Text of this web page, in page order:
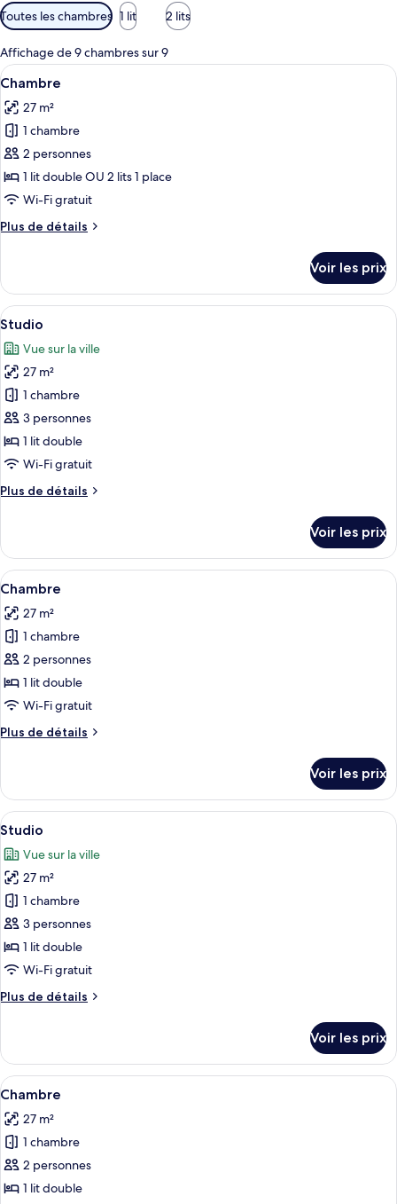
Filtres
disponibles
pour
les
chambres
Toutes les chambres 1 lit 2 lits
Affichage de 9 chambres sur 9
Afficher
toutes
les
photos
pour
ce
type
chambre :
Un lit bien fait, recouvert d’une
11
Chambre
27 m²
1 chambre
2 personnes
1 lit double OU 2 lits 1 place
Wi-Fi gratuit
Plus de détails
Plus
le
type
de
Chambre
Voir les prix
Afficher
toutes
les
photos
pour
ce
type
de
chambre :
Studio
Une chambre d’hôtel équipée d’un
10
Studio
Vue sur la ville
27 m²
1 chambre
3 personnes
1 lit double
Wi-Fi gratuit
Plus de détails
Plus
le
type
de
Studio
Voir les prix
Afficher
toutes
les
photos
pour
ce
type
chambre :
Une chambre d’hôtel équipée d’un
10
Chambre
27 m²
1 chambre
2 personnes
1 lit double
Wi-Fi gratuit
Plus de détails
Plus
le
type
de
Chambre
Voir les prix
Afficher
toutes
les
photos
pour
ce
type
de
chambre :
Studio
Une chambre d’hôtel équipée d’un
13
Studio
Vue sur la ville
27 m²
1 chambre
3 personnes
1 lit double
Wi-Fi gratuit
Plus de détails
Plus
le
type
de
Studio
Voir les prix
Afficher
toutes
les
photos
pour
ce
Une chambre bien rangée, avec un
17
Chambre
27 m²
1 chambre
2 personnes
1 lit double